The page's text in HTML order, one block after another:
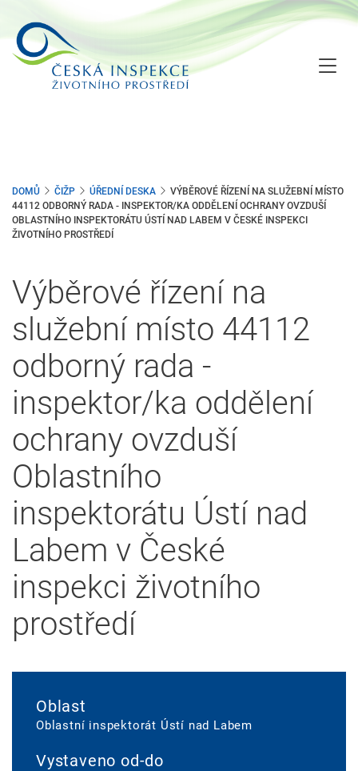
hlavnímu
obsahu
DOMŮ ČIŽP ÚŘEDNÍ DESKA
VÝBĚROVÉ ŘÍZENÍ NA SLUŽEBNÍ MÍSTO
44112 ODBORNÝ RADA - INSPEKTOR/KA ODDĚLENÍ OCHRANY OVZDUŠÍ
OBLASTNÍHO INSPEKTORÁTU ÚSTÍ NAD LABEM V ČESKÉ INSPEKCI
ŽIVOTNÍHO PROSTŘEDÍ
Výběrové řízení na
služební místo 44112
odborný rada -
inspektor/ka oddělení
ochrany ovzduší
Oblastního
inspektorátu Ústí nad
Labem v České
inspekci životního
prostředí
Oblast
Oblastní inspektorát Ústí nad Labem
Vystaveno od-do